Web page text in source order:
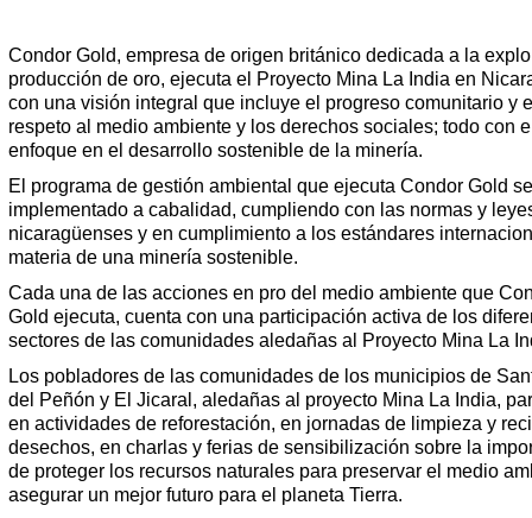
Condor Gold, empresa de origen británico dedicada a la
producción de oro, ejecuta el Proyecto Mina La India en
con una visión integral que incluye el progreso comunitario y
respeto al medio ambiente y los derechos sociales; todo con
enfoque en el desarrollo sostenible de la minería.
El programa de gestión ambiental que ejecuta Condor Gold
implementado a cabalidad, cumpliendo con las normas y
nicaragüenses y en cumplimiento a los estándares
materia de una minería sostenible.
Cada una de las acciones en pro del medio ambiente que
Gold ejecuta, cuenta con una participación activa de los
sectores de las comunidades aledañas al Proyecto Mina La
Los pobladores de las comunidades de los municipios de
del Peñón y El Jicaral, aledañas al proyecto Mina La India,
en actividades de reforestación, en jornadas de limpieza y
desechos, en charlas y ferias de sensibilización sobre la
de proteger los recursos naturales para preservar el medio
asegurar un mejor futuro para el planeta Tierra.